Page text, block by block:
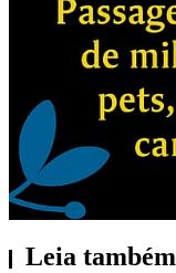
Leia também